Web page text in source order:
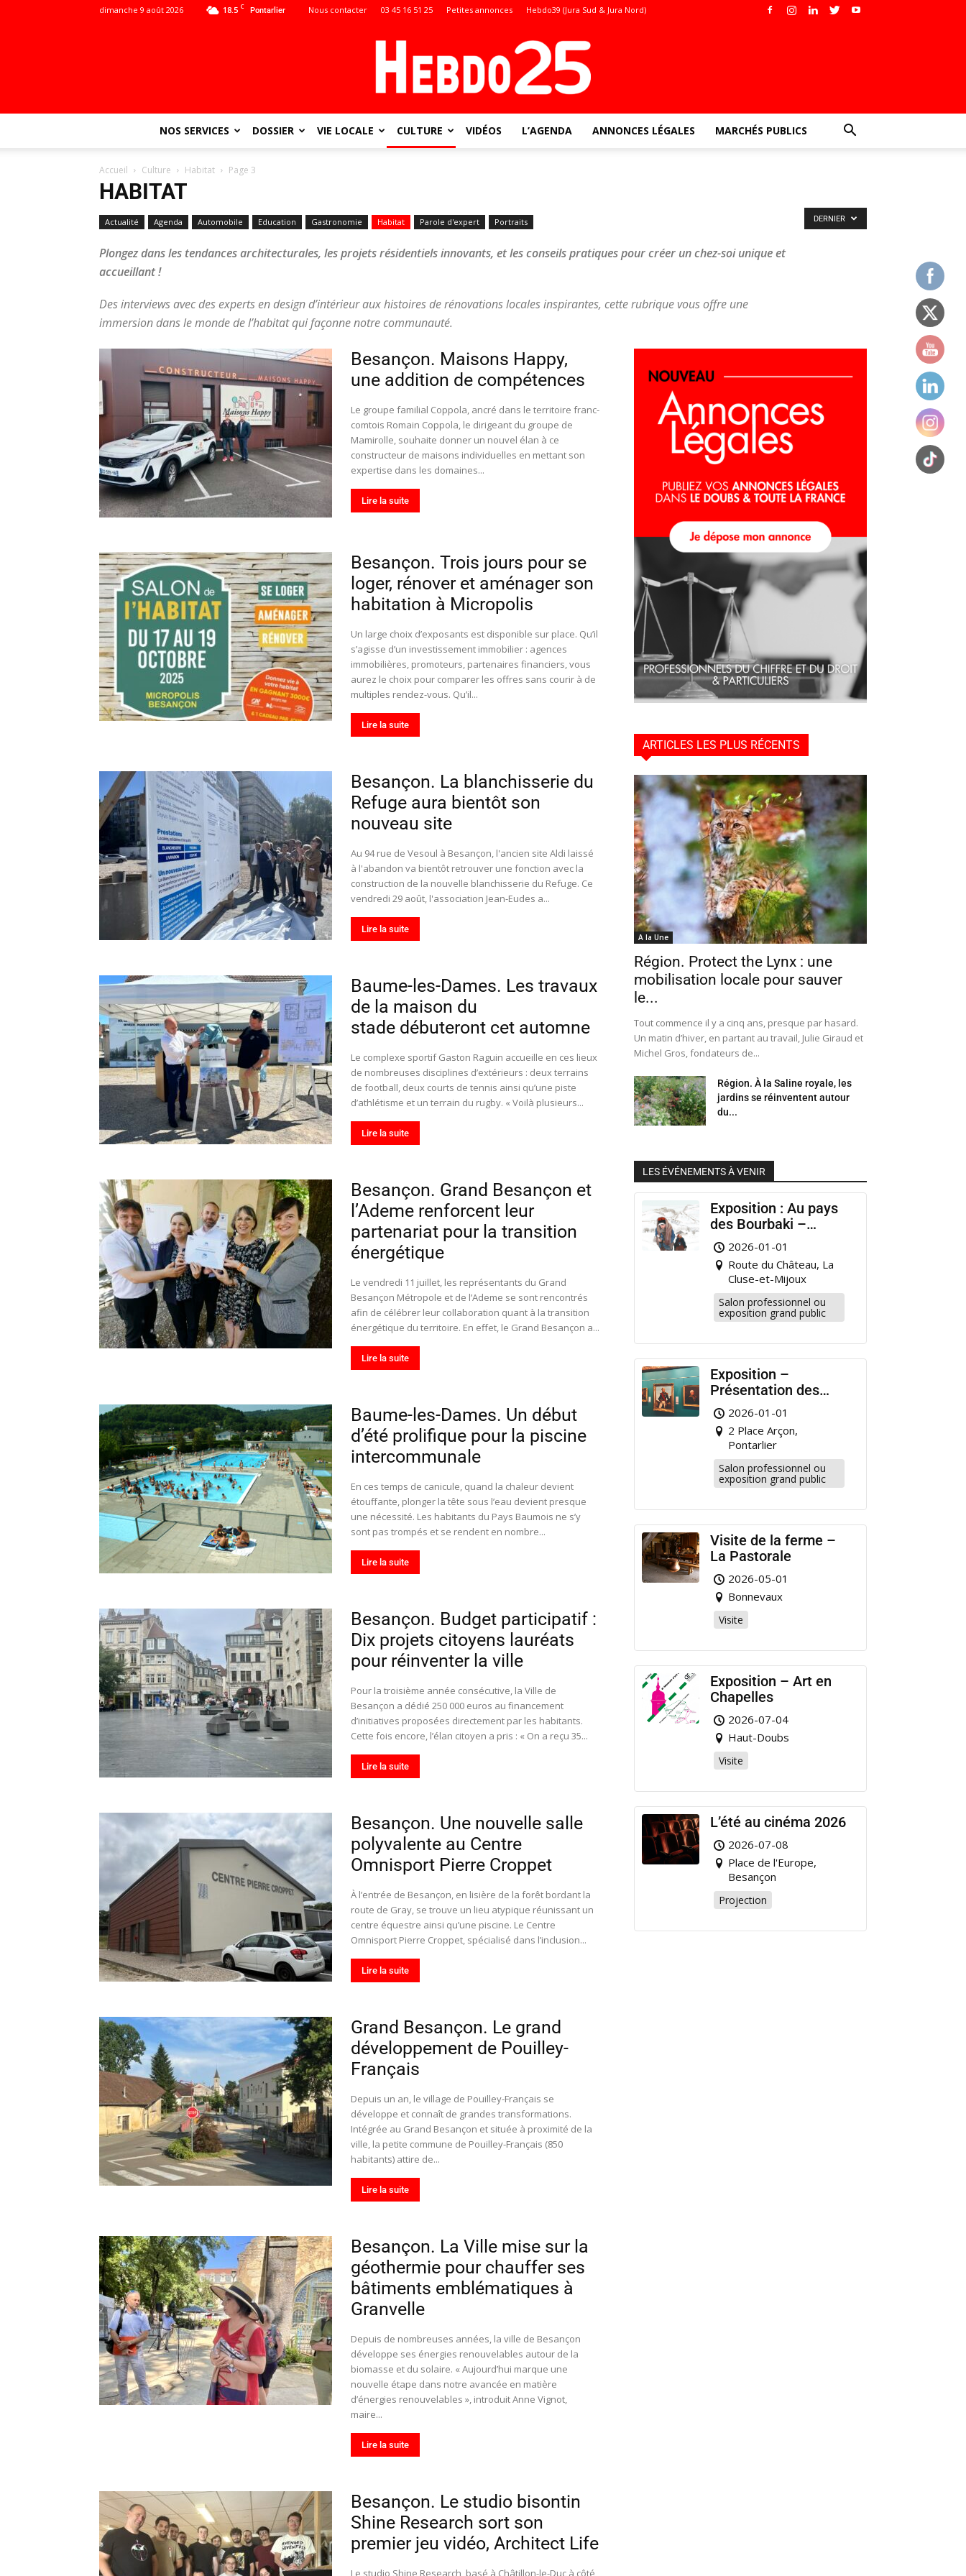
18.5 C Pontarlier
dimanche 9 août 2026 Nous contacter 03 45 16 51 25 Petites annonces Hebdo39 (Jura Sud & Jura Nord)
l'info
–
NOS SERVICES DOSSIER VIE LOCALE CULTURE VIDÉOS L’AGENDA ANNONCES LÉGALES MARCHÉS PUBLICS
Accueil Culture Habitat Page 3
HABITAT
Actualité Agenda Automobile Education Gastronomie Habitat Parole d'expert Portraits
Plongez dans les tendances architecturales, les projets résidentiels innovants, et les conseils pratiques pour créer un chez-soi unique et
accueillant !
Des interviews avec des experts en design d’intérieur aux histoires de rénovations locales inspirantes, cette rubrique vous offre une
immersion dans le monde de l’habitat qui façonne notre communauté.
DERNIER
Besançon. Maisons Happy,
une addition de compétences
Le groupe familial Coppola, ancré dans le territoire franc-
comtois Romain Coppola, le dirigeant du groupe de
Mamirolle, souhaite donner un nouvel élan à ce
constructeur de maisons individuelles en mettant son
expertise dans les domaines...
Lire la suite
Besançon. Trois jours pour se
loger, rénover et aménager son
habitation à Micropolis
Un large choix d’exposants est disponible sur place. Qu’il
s’agisse d’un investissement immobilier : agences
immobilières, promoteurs, partenaires financiers, vous
aurez le choix pour comparer les offres sans courir à de
multiples rendez-vous. Qu’il...
Lire la suite
Besançon. La blanchisserie du
Refuge aura bientôt son
nouveau site
Au 94 rue de Vesoul à Besançon, l'ancien site Aldi laissé
à l'abandon va bientôt retrouver une fonction avec la
construction de la nouvelle blanchisserie du Refuge. Ce
vendredi 29 août, l'association Jean-Eudes a...
Lire la suite
Baume-les-Dames. Les travaux
de la maison du
stade débuteront cet automne
Le complexe sportif Gaston Raguin accueille en ces lieux
de nombreuses disciplines d’extérieurs : deux terrains
de football, deux courts de tennis ainsi qu’une piste
d’athlétisme et un terrain du rugby. « Voilà plusieurs...
Lire la suite
Besançon. Grand Besançon et
l’Ademe renforcent leur
partenariat pour la transition
énergétique
Le vendredi 11 juillet, les représentants du Grand
Besançon Métropole et de l’Ademe se sont rencontrés
afin de célébrer leur collaboration quant à la transition
énergétique du territoire. En effet, le Grand Besançon a...
Lire la suite
Baume-les-Dames. Un début
d’été prolifique pour la piscine
intercommunale
En ces temps de canicule, quand la chaleur devient
étouffante, plonger la tête sous l’eau devient presque
une nécessité. Les habitants du Pays Baumois ne s’y
sont pas trompés et se rendent en nombre...
Lire la suite
Besançon. Budget participatif :
Dix projets citoyens lauréats
pour réinventer la ville
Pour la troisième année consécutive, la Ville de
Besançon a dédié 250 000 euros au financement
d’initiatives proposées directement par les habitants.
Cette fois encore, l’élan citoyen a pris : « On a reçu 35...
Lire la suite
Besançon. Une nouvelle salle
polyvalente au Centre
Omnisport Pierre Croppet
À l’entrée de Besançon, en lisière de la forêt bordant la
route de Gray, se trouve un lieu atypique réunissant un
centre équestre ainsi qu’une piscine. Le Centre
Omnisport Pierre Croppet, spécialisé dans l’inclusion...
Lire la suite
Grand Besançon. Le grand
développement de Pouilley-
Français
Depuis un an, le village de Pouilley-Français se
développe et connaît de grandes transformations.
Intégrée au Grand Besançon et située à proximité de la
ville, la petite commune de Pouilley-Français (850
habitants) attire de...
Lire la suite
Besançon. La Ville mise sur la
géothermie pour chauffer ses
bâtiments emblématiques à
Granvelle
Depuis de nombreuses années, la ville de Besançon
développe ses énergies renouvelables autour de la
biomasse et du solaire. « Aujourd’hui marque une
nouvelle étape dans notre avancée en matière
d’énergies renouvelables », introduit Anne Vignot,
maire...
Lire la suite
Besançon. Le studio bisontin
Shine Research sort son
premier jeu vidéo, Architect Life
Le studio Shine Research, basé à Châtillon-le-Duc à côté
ARTICLES LES PLUS RÉCENTS
A la Une
Région. Protect the Lynx : une
mobilisation locale pour sauver
le...
Tout commence il y a cinq ans, presque par hasard.
Un matin d’hiver, en partant au travail, Julie Giraud et
Michel Gros, fondateurs de...
Région. À la Saline royale, les
jardins se réinventent autour
du...
LES ÉVÉNEMENTS À VENIR
Exposition : Au pays
des Bourbaki –
Musée Municipal
Pontarlier
2026-01-01
Route du Château, La
Cluse-et-Mijoux
Salon professionnel ou
exposition grand public
Exposition –
Présentation des
portraits de militaire
restaurés à
Pontarlier
2026-01-01
2 Place Arçon,
Pontarlier
Salon professionnel ou
exposition grand public
Visite de la ferme –
La Pastorale
2026-05-01
Bonnevaux
Visite
Exposition – Art en
Chapelles
2026-07-04
Haut-Doubs
Visite
L’été au cinéma 2026
2026-07-08
Place de l'Europe,
Besançon
Projection